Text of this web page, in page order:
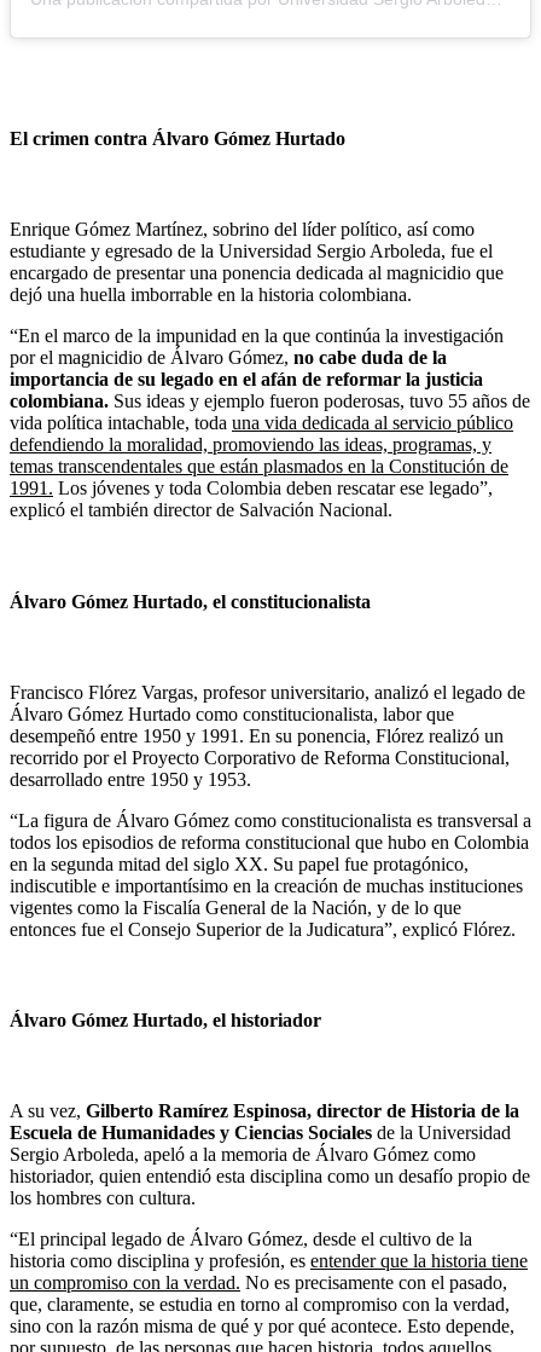
El crimen contra Álvaro Gómez Hurtado
Enrique Gómez Martínez, sobrino del líder político, así como
estudiante y egresado de la Universidad Sergio Arboleda, fue el
encargado de presentar una ponencia dedicada al magnicidio que
dejó una huella imborrable en la historia colombiana.
“En el marco de la impunidad en la que continúa la investigación
por el magnicidio de Álvaro Gómez, no cabe duda de la
importancia de su legado en el afán de reformar la justicia
colombiana. Sus ideas y ejemplo fueron poderosas, tuvo 55 años de
vida política intachable, toda una vida dedicada al servicio público
defendiendo la moralidad, promoviendo las ideas, programas, y
temas transcendentales que están plasmados en la Constitución de
1991. Los jóvenes y toda Colombia deben rescatar ese legado”,
explicó el también director de Salvación Nacional.
Álvaro Gómez Hurtado, el constitucionalista
Francisco Flórez Vargas, profesor universitario, analizó el legado de
Álvaro Gómez Hurtado como constitucionalista, labor que
desempeñó entre 1950 y 1991. En su ponencia, Flórez realizó un
recorrido por el Proyecto Corporativo de Reforma Constitucional,
desarrollado entre 1950 y 1953.
“La figura de Álvaro Gómez como constitucionalista es transversal a
todos los episodios de reforma constitucional que hubo en Colombia
en la segunda mitad del siglo XX. Su papel fue protagónico,
indiscutible e importantísimo en la creación de muchas instituciones
vigentes como la Fiscalía General de la Nación, y de lo que
entonces fue el Consejo Superior de la Judicatura”, explicó Flórez.
Álvaro Gómez Hurtado, el historiador
A su vez, Gilberto Ramírez Espinosa, director de Historia de la
Escuela de Humanidades y Ciencias Sociales de la Universidad
Sergio Arboleda, apeló a la memoria de Álvaro Gómez como
historiador, quien entendió esta disciplina como un desafío propio de
los hombres con cultura.
“El principal legado de Álvaro Gómez, desde el cultivo de la
historia como disciplina y profesión, es entender que la historia tiene
un compromiso con la verdad. No es precisamente con el pasado,
que, claramente, se estudia en torno al compromiso con la verdad,
sino con la razón misma de qué y por qué acontece. Esto depende,